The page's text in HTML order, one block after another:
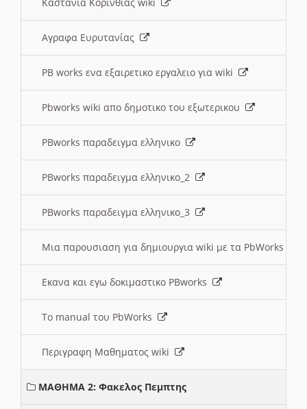
Αγραφα Ευρυτανίας
PB works ενα εξαιρετικο εργαλειο για wiki
Pbworks wiki απο δημοτικο του εξωτερικου
PBworks παραδειγμα ελληνικο
PBworks παραδειγμα ελληνικο_2
PBworks παραδειγμα ελληνικο_3
Μια παρουσιαση για δημιουργια wiki με τα PbWorks
Εκανα και εγω δοκιμαστικο PBworks
Το manual του PbWorks
Περιγραφη Μαθηματος wiki
ΜΑΘΗΜΑ 2: Φακελος Πεμπτης